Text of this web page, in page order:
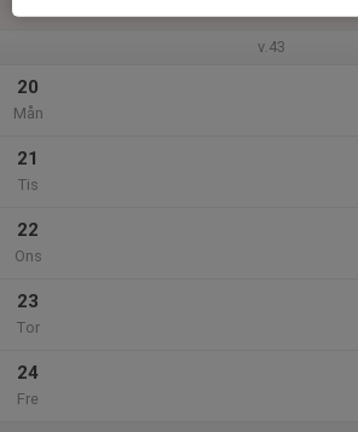
v.43
20
Mån
21
Tis
22
Ons
23
Tor
24
Fre